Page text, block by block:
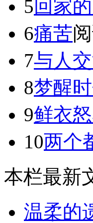
5回家
6痛苦
7与人
8梦醒
9鲜衣
10两个
本栏最新
温柔的